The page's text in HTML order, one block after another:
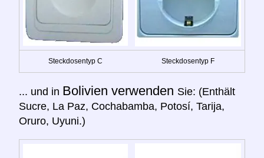
Steckdosentyp C Steckdosentyp F
... und in Bolivien verwenden Sie: (Enthält
Sucre, La Paz, Cochabamba, Potosí, Tarija,
Oruro, Uyuni.)